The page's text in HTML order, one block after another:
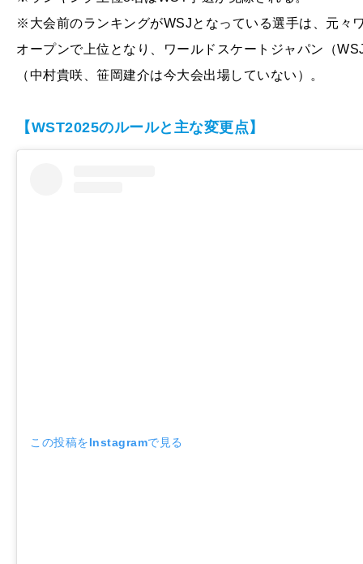
※大会前のランキングがWSJとなっている選手は、元々
オープンで上位となり、ワールドスケートジャパン（
（中村貴咲、笹岡建介は今大会出場していない）。
【WST2025のルールと主な変更点】
この投稿をInstagramで見る